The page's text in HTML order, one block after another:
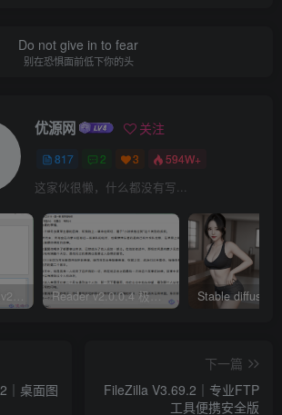
Do not give in to fear
别在恐惧面前低下你的头
优源网 关注
817 2 3 594W+
这家伙很懒，什么都没有写...
网文小说提取工具v2.10.02 可以自动下载小说 从此不再花钱看小说 Reader v2.0.0.4 极简小说阅读器支持导入在线及离线书源
｜桌面图
下一篇
FileZilla V3.69.2｜专业FTP
工具便携安全版